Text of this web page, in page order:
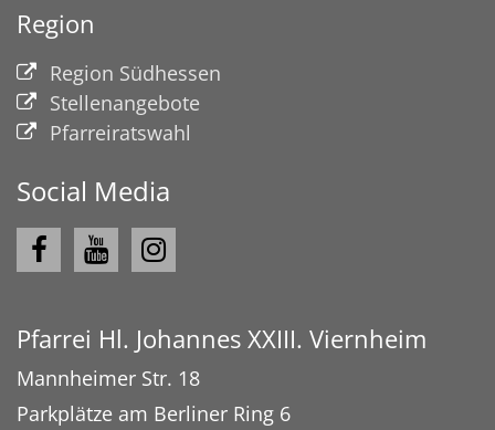
Region
Region Südhessen
Stellenangebote
Pfarreiratswahl
Social Media
Pfarrei Hl. Johannes XXIII. Viernheim
Mannheimer Str. 18
Parkplätze am Berliner Ring 6